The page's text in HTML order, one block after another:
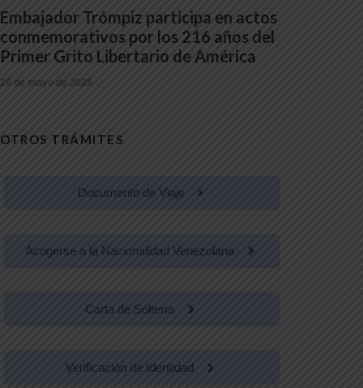
Embajador Trómpiz participa en actos
conmemorativos por los 216 años del
Primer Grito Libertario de América
26 de mayo de 2025
OTROS TRÁMITES
Documento de Viaje
Acogerse a la Nacionalidad Venezolana
Carta de Soltería
Verificación de Identidad